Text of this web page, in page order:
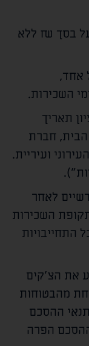
בסך ₪ ללא
אחד,
השכירות.
תאריך
הבית, חברת
ועיריית.
לאחר
השכירות
התחייבויות
את הצ'קים
מהבטוחות
ההסכם
הפרה